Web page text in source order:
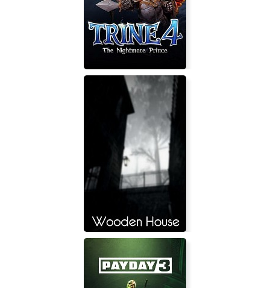
Shimau A Profile Kanzenban
Trine 4: The Nightmare Prince